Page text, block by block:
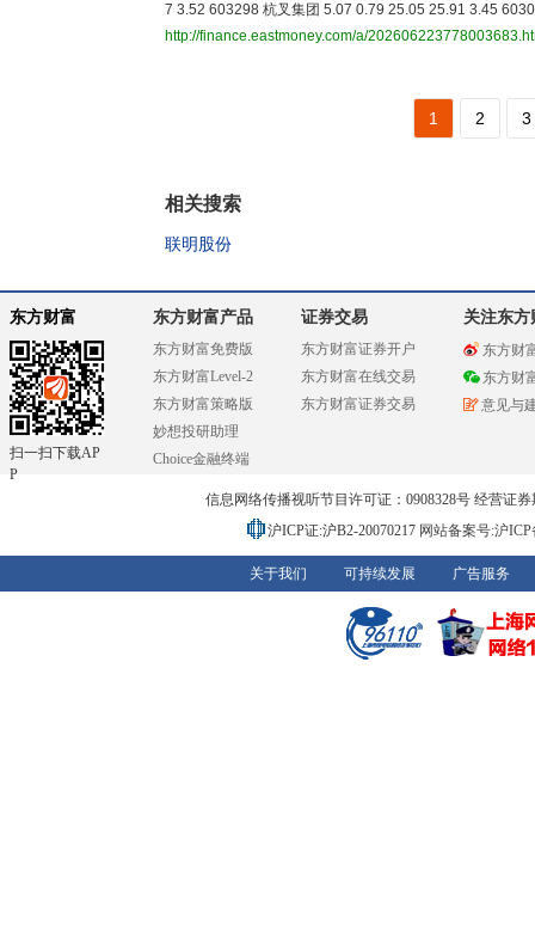
7 3.52 603298 杭叉集团 5.07 0.79 25.05 25.91 3.45
http://finance.eastmoney.com/a/
1 2 3
相关搜索
联明股份
东方财富
扫一扫下载AP
P
东方财富产品
东方财富免费版
东方财富Level-2
东方财富策略版
妙想投研助理
Choice金融终端
证券交易
东方财富证券开户
东方财富在线交易
东方财富证券交易
关注东方
东方财
东方财
意见与
信息网络传播视听节目许可证：0908328号 经营证
沪ICP证:沪B2-20070217 网站备案号:沪
关于我们 可持续发展 广告服务